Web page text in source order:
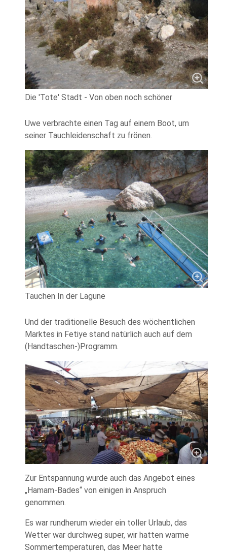
Die 'Tote' Stadt - Von oben noch schöner
Uwe verbrachte einen Tag auf einem Boot, um
seiner Tauchleidenschaft zu frönen.
Tauchen In der Lagune
Und der traditionelle Besuch des wöchentlichen
Marktes in Fetiye stand natürlich auch auf dem
(Handtaschen-)Programm.
Zur Entspannung wurde auch das Angebot eines
„Hamam-Bades“ von einigen in Anspruch
genommen.
Es war rundherum wieder ein toller Urlaub, das
Wetter war durchweg super, wir hatten warme
Sommertemperaturen, das Meer hatte